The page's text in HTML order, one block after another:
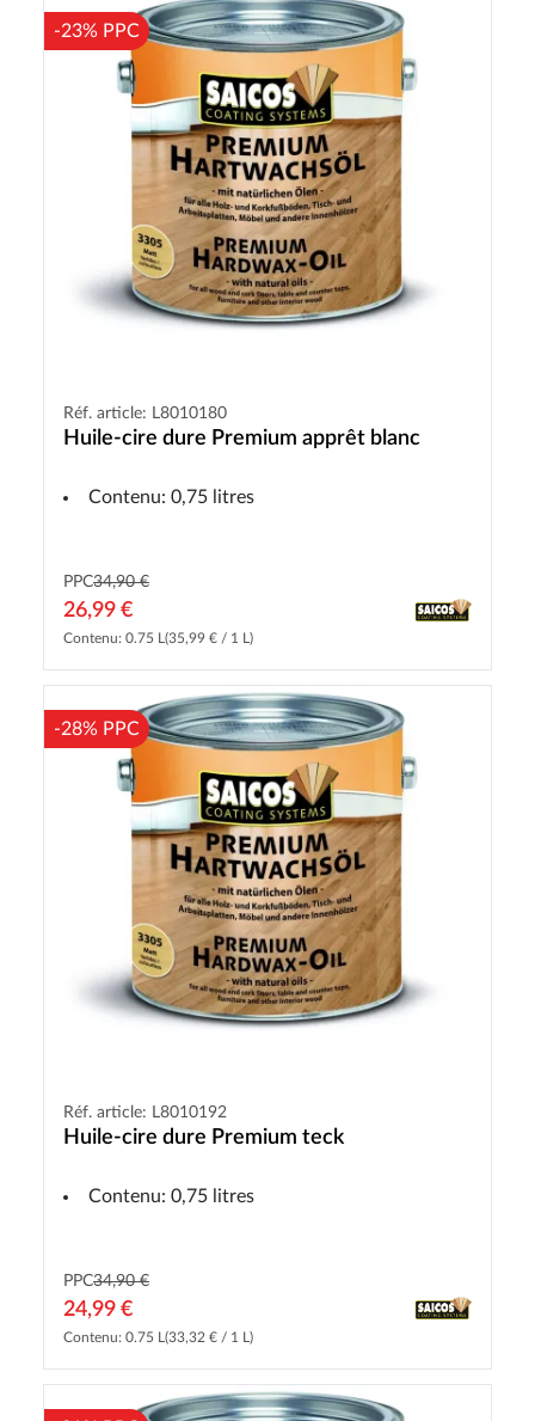
-23% PPC
Réf. article: L8010180
Huile-cire dure Premium apprêt blanc
Contenu: 0,75 litres
PPC34,90 €
26,99 €
Contenu: 0.75 L (35,99 € / 1 L)
-28% PPC
Réf. article: L8010192
Huile-cire dure Premium teck
Contenu: 0,75 litres
PPC34,90 €
24,99 €
Contenu: 0.75 L (33,32 € / 1 L)